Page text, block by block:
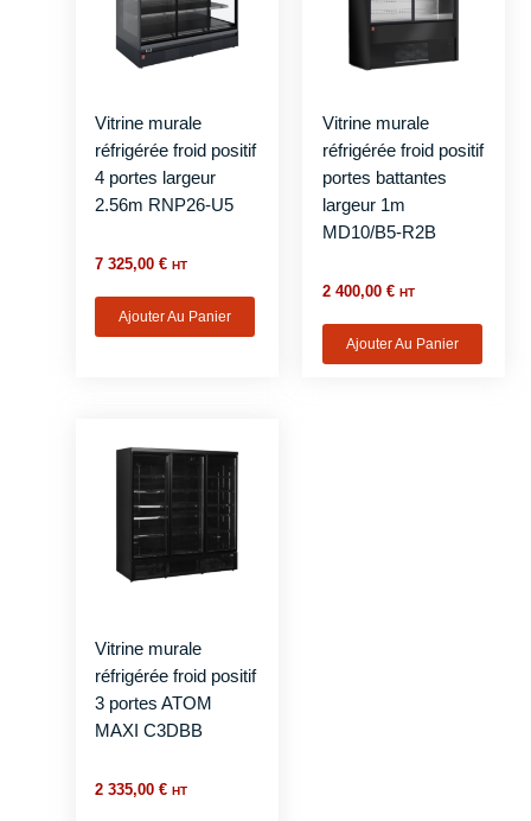
Vitrine murale
réfrigérée froid positif
4 portes largeur
2.56m RNP26-U5
7 325,00€ HT
Ajouter Au Panier
Vitrine murale
réfrigérée froid positif
portes battantes
largeur 1m
MD10/B5-R2B
2 400,00 € HT
Ajouter Au Panier
Vitrine murale
réfrigérée froid positif
3 portes ATOM
MAXI C3DBB
2 335,00€ HT